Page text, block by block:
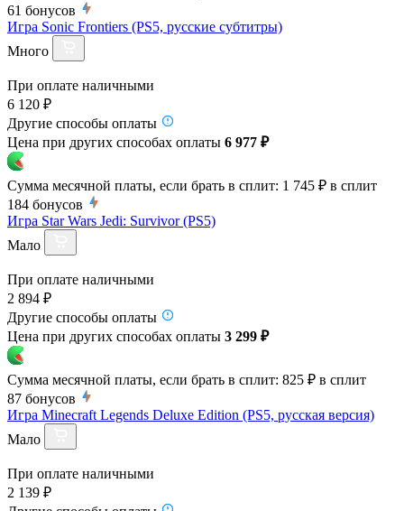
61 бонусов
Игра Sonic Frontiers (PS5, русские субтитры)
Много
При оплате наличными
6 120 ₽
Другие способы оплаты
Цена при других способах оплаты 6 977 ₽
Сумма месячной платы, если брать в сплит: 1 745 ₽ в сплит
184 бонусов
Игра Star Wars Jedi: Survivor (PS5)
Мало
При оплате наличными
2 894 ₽
Другие способы оплаты
Цена при других способах оплаты 3 299 ₽
Сумма месячной платы, если брать в сплит: 825 ₽ в сплит
87 бонусов
Игра Minecraft Legends Deluxe Edition (PS5, русская версия)
Мало
При оплате наличными
2 139 ₽